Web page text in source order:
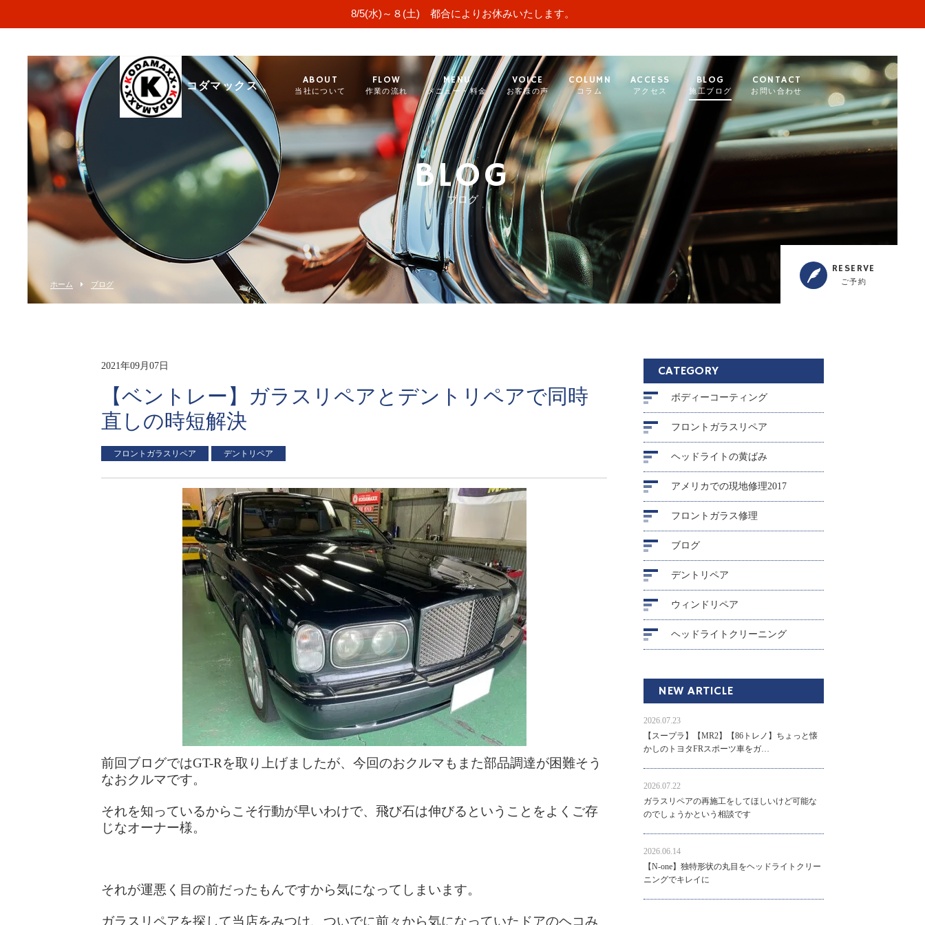
8/5(水)～８(土) 都合によりお休みいたします。
コダマックス
ABOUT
当社について
FLOW
作業の流れ
MENU
メニュー・料金
VOICE
お客様の声
COLUMN
コラム
ACCESS
アクセス
BLOG
施工ブログ
CONTACT
お問い合わせ
BLOG
ブログ
ホーム ブログ
RESERVE
ご予約
2021年09月07日
【ベントレー】ガラスリペアとデントリペアで同時
直しの時短解決
フロントガラスリペア デントリペア
前回ブログではGT-Rを取り上げましたが、今回のおクルマもまた部品調達が困難そう
なおクルマです。
それを知っているからこそ行動が早いわけで、飛び石は伸びるということをよくご存
じなオーナー様。
それが運悪く目の前だったもんですから気になってしまいます。
ガラスリペアを探して当店をみつけ、ついでに前々から気になっていたドアのヘコみ
CATEGORY
ボディーコーティング
フロントガラスリペア
ヘッドライトの黄ばみ
アメリカでの現地修理2017
フロントガラス修理
ブログ
デントリペア
ウィンドリペア
ヘッドライトクリーニング
NEW ARTICLE
2026.07.23
【スープラ】【MR2】【86トレノ】ちょっと懐
かしのトヨタFRスポーツ車をガ…
2026.07.22
ガラスリペアの再施工をしてほしいけど可能な
のでしょうかという相談です
2026.06.14
【N-one】独特形状の丸目をヘッドライトクリー
ニングでキレイに